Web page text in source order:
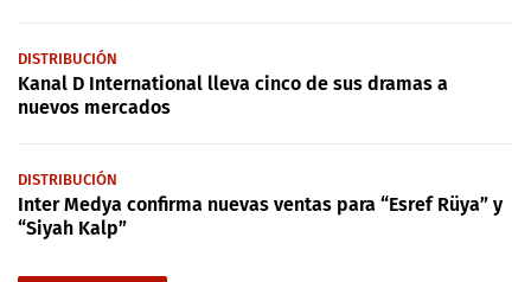
DISTRIBUCIÓN
Kanal D International lleva cinco de sus dramas a
nuevos mercados
DISTRIBUCIÓN
Inter Medya confirma nuevas ventas para “Esref Rüya” y
“Siyah Kalp”